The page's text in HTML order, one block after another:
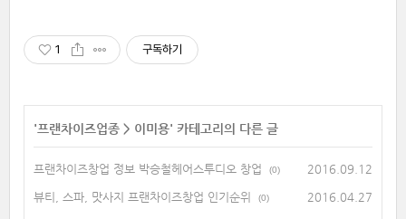
1 구독하기
'프랜차이즈업종 > 이미용' 카테고리의 다른 글
프랜차이즈창업 정보 박승철헤어스투디오 창업 (0) 2016.09.12
뷰티, 스파, 맛사지 프랜차이즈창업 인기순위 (0) 2016.04.27